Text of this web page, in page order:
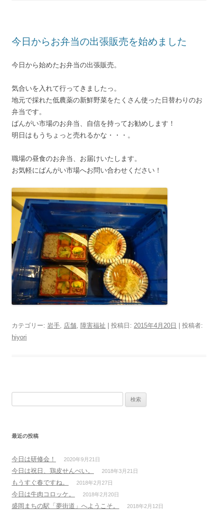
今日からお弁当の出張販売を始めました
今日から始めたお弁当の出張販売。
気合いを入れて行ってきましたっ。
地元で採れた低農薬の新鮮野菜をたくさん使った日替わりのお
弁当です。
ばんがい市場のお弁当、自信を持ってお勧めします！
明日はもうちょっと売れるかな・・・。
職場の昼食のお弁当、お届けいたします。
お気軽にばんがい市場へお問い合わせください！
カテゴリー: 岩手, 店舗, 障害福祉 | 投稿日: 2015年4月20日
投稿者:
hiyori
最近の投稿
今日は研修会！ 2020年9月21日
今日は祝日、鶏皮せんべい。 2018年3月21日
もうすぐ春ですね。 2018年2月27日
今日は牛肉コロッケ。 2018年2月20日
盛岡まちの駅「夢街道」へようこそ。 2018年2月12日